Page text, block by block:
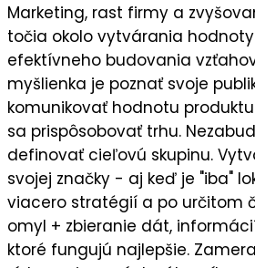
Marketing, rast firmy a
točia okolo vytvárania
efektívneho budovania
myšlienka je poznať svoje
komunikovať hodnotu
sa prispôsobovať trhu.
definovať cieľovú skupinu.
svojej značky - aj keď je "iba"
viacero stratégií a po určitom
omyl + zbieranie dát,
ktoré fungujú najlepšie.